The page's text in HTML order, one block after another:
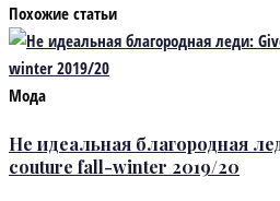
Похожие статьи
Мода
Не идеальная благородная
couture fall-winter 2019/20